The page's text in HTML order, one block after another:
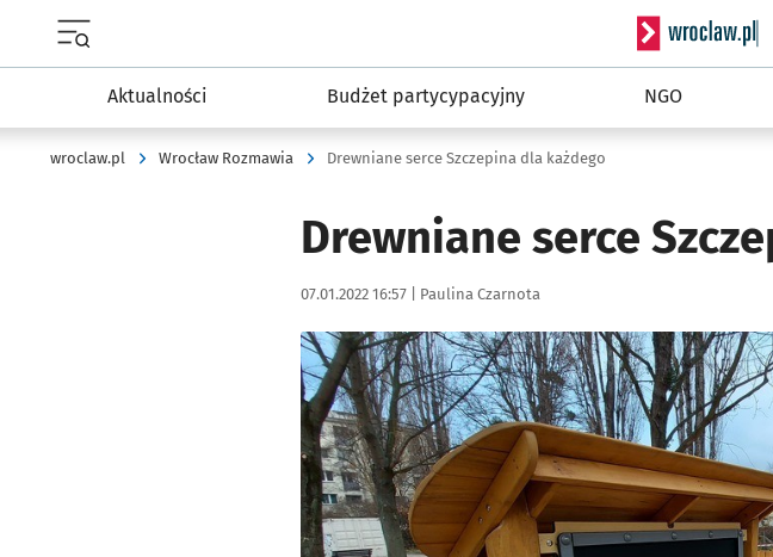
Serwis
Aktualności Budżet partycypacyjny NGO
wroclaw.pl Wrocław Rozmawia Drewniane serce Szczepina dla każdego
Drewniane serce
Data publikacji:
07.01.2022 16:57 | Autor:
Paulina Czarnota
Kliknij, aby powiększyć